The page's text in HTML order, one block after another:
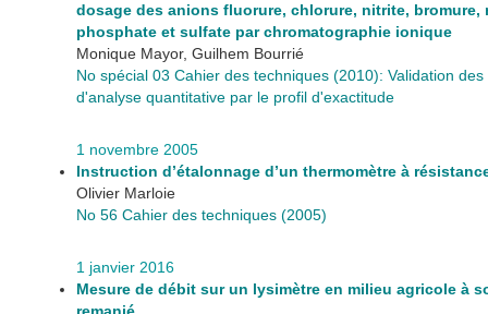
dosage des anions fluorure, chlorure, nitrite, bromure,
phosphate et sulfate par chromatographie ionique
Monique Mayor, Guilhem Bourrié
No spécial 03 Cahier des techniques (2010): Validation
d'analyse quantitative par le profil d'exactitude
1 novembre 2005
Instruction d’étalonnage d’un thermomètre à
Olivier Marloie
No 56 Cahier des techniques (2005)
1 janvier 2016
Mesure de débit sur un lysimètre en milieu agricole à